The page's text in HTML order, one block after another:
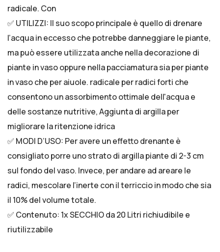
radicale. Con
✅ UTILIZZI: Il suo scopo principale è quello di drenare
l’acqua in eccesso che potrebbe danneggiare le piante,
ma può essere utilizzata anche nella decorazione di
piante in vaso oppure nella pacciamatura sia per piante
in vaso che per aiuole. radicale per radici forti che
consentono un assorbimento ottimale dell'acqua e
delle sostanze nutritive, Aggiunta di argilla per
migliorare la ritenzione idrica
✅ MODI D’USO: Per avere un effetto drenante è
consigliato porre uno strato di argilla piante di 2-3 cm
sul fondo del vaso. Invece, per andare ad areare le
radici, mescolare l’inerte con il terriccio in modo che sia
il 10% del volume totale.
✅ Contenuto: 1x SECCHIO da 20 Litri richiudibile e
riutilizzabile